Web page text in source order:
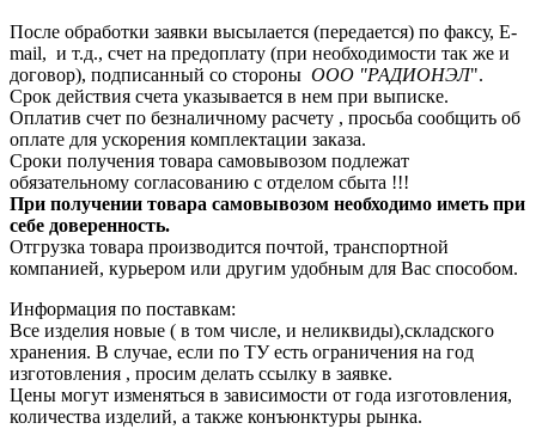
После обработки заявки высылается (передается) по факсу, E-
mail, и т.д., счет на предоплату (при необходимости так же и
договор), подписанный со стороны ООО "РАДИОНЭЛ".
Срок действия счета указывается в нем при выписке.
Оплатив счет по безналичному расчету , просьба сообщить об
оплате для ускорения комплектации заказа.
Сроки получения товара самовывозом подлежат
обязательному согласованию с отделом сбыта !!!
При получении товара самовывозом необходимо иметь при
себе доверенность.
Отгрузка товара производится почтой, транспортной
компанией, курьером или другим удобным для Вас способом.
Информация по поставкам:
Все изделия новые ( в том числе, и неликвиды),складского
хранения. В случае, если по ТУ есть ограничения на год
изготовления , просим делать ссылку в заявке.
Цены могут изменяться в зависимости от года изготовления,
количества изделий, а также конъюнктуры рынка.